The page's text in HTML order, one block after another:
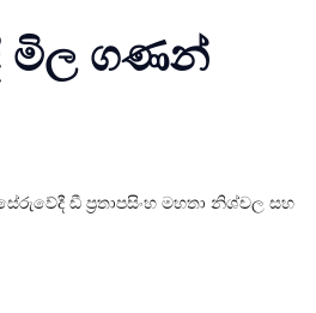
මිල ගණන්
ඩී ප්‍රතාපසිංහ මහතා නිශ්චල සහ